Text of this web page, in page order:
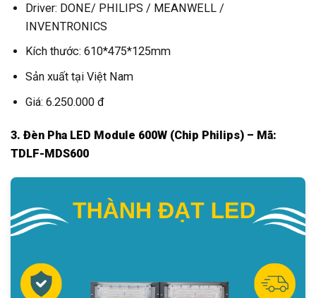
Driver: DONE/ PHILIPS / MEANWELL /
INVENTRONICS
Kích thước: 610*475*125mm
Sản xuất tại Việt Nam
Giá: 6.250.000 đ
3. Đèn Pha LED Module 600W (Chip Philips) – Mã:
TDLF-MDS600